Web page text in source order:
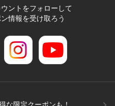
ントをフォローして
情報を受け取ろう